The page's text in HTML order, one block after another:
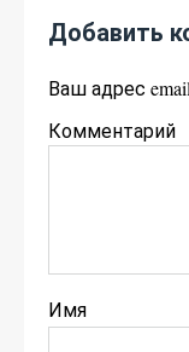
Добавить
Ваш адрес
Комментарий
Имя